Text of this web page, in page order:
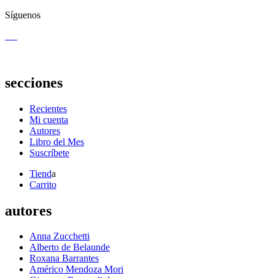
Síguenos
secciones
Recientes
Mi cuenta
Autores
Libro del Mes
Suscríbete
Tienda
Carrito
autores
Anna Zucchetti
Alberto de Belaunde
Roxana Barrantes
Américo Mendoza Mori